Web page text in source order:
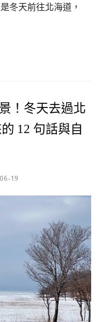
冬天前往北海道，
！冬天去過北
12 句話與自
19